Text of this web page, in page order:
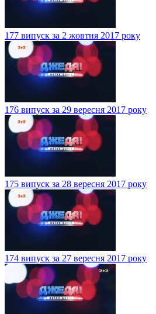
177 випуск за 2 жовтня 2017 року
176 випуск за 29 вересня 2017 року
175 випуск за 28 вересня 2017 року
174 випуск за 27 вересня 2017 року